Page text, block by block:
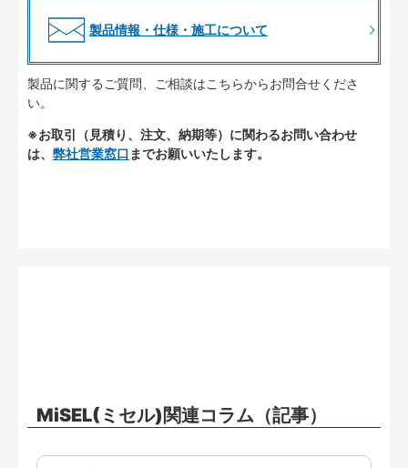
製品情報・仕様・施工について
製品に関するご質問、ご相談はこちらからお問合せくださ
い。
※お取引（見積り、注文、納期等）に関わるお問い合わせ
は、 弊社営業窓口 までお願いいたします。
MiSEL(ミセル)関連コラム（記事）